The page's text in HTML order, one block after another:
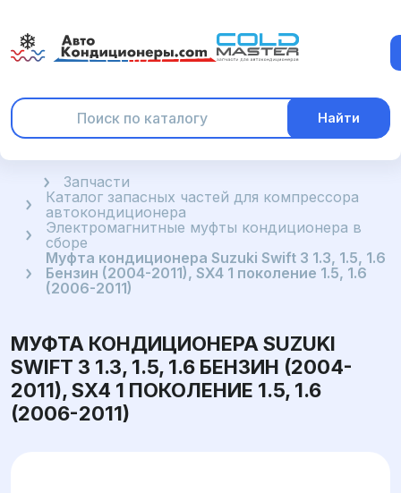
Найти
ГлавнаяЗапчасти
Каталог запасных частей для компрессора
автокондиционера
Электромагнитные муфты кондиционера в
сборе
Муфта кондиционера Suzuki Swift 3 1.3, 1.5, 1.6
Бензин (2004-2011), SX4 1 поколение 1.5, 1.6
(2006-2011)
МУФТА КОНДИЦИОНЕРА SUZUKI
SWIFT 3 1.3, 1.5, 1.6 БЕНЗИН (2004-
2011), SX4 1 ПОКОЛЕНИЕ 1.5, 1.6
(2006-2011)